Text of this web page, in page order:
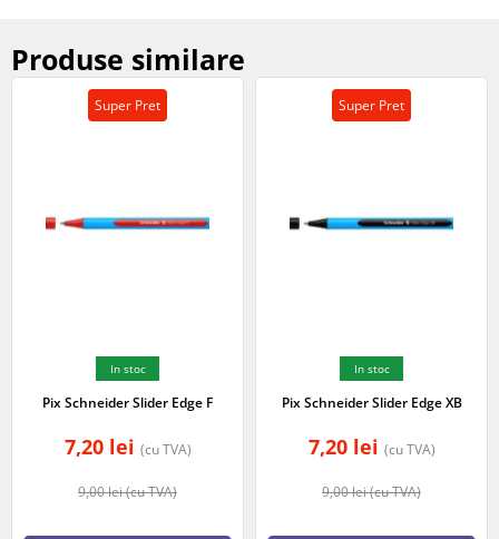
Produse similare
Super Pret
In stoc
Pix Schneider Slider Edge F
9,00lei(cu TVA)
7,20 lei (cu TVA)
Super Pret
In stoc
Pix Schneider Slider Edge XB
9,00lei(cu TVA)
7,20 lei (cu TVA)